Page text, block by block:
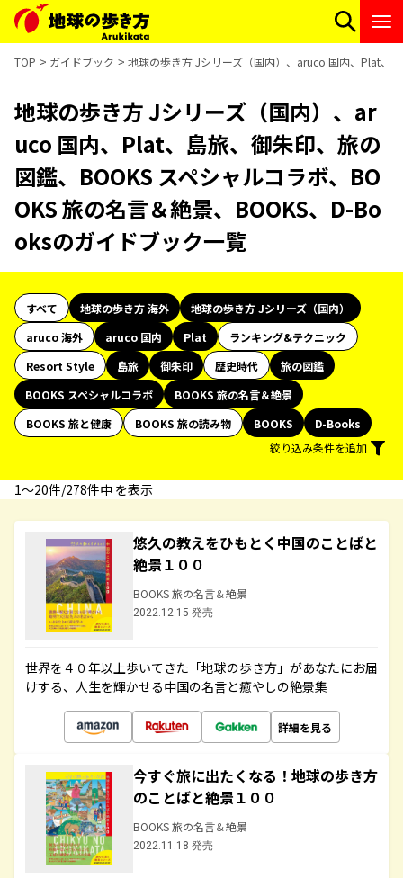
TOP ガイドブック 地球の歩き方 Jシリーズ（国内）、aruco 国内、Plat、
地球の歩き方 Jシリーズ（国内）、ar
uco 国内、Plat、島旅、御朱印、旅の
図鑑、BOOKS スペシャルコラボ、BO
OKS 旅の名言＆絶景、BOOKS、D-Bo
oksのガイドブック一覧
すべて 地球の歩き方 海外
地球の歩き方 Jシリーズ（国内）
aruco 海外
aruco 国内 Plat
ランキング&テクニック
Resort Style
島旅 御朱印 歴史時代
旅の図鑑
BOOKS スペシャルコラボ
BOOKS 旅の名言＆絶景
BOOKS 旅と健康
BOOKS 旅の読み物 BOOKS
D-Books
絞り込み条件を追加
1〜20件/278件中 を表示
悠久の教えをひもとく中国のことばと
絶景１００
BOOKS 旅の名言＆絶景
2022.12.15 発売
世界を４０年以上歩いてきた「地球の歩き方」があなたにお届
けする、人生を輝かせる中国の名言と癒やしの絶景集
詳細を見る
今すぐ旅に出たくなる！地球の歩き方
のことばと絶景１００
BOOKS 旅の名言＆絶景
2022.11.18 発売